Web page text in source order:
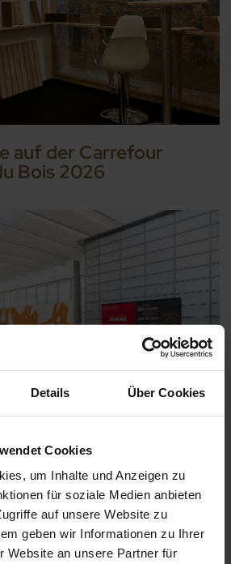
Details Über Cookies
Cookies
um Inhalte und Anzeigen zu
für soziale Medien anbieten
auf unsere Website zu
geben wir Informationen zu Ihrer
Website an unsere Partner für
auf der Carrefour
Bois 2026
auf der FensterBau